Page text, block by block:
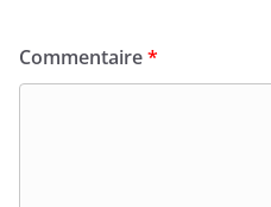
Commentaire*